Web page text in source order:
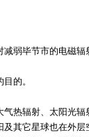
弱毕节市的电磁
的。
热辐射、太阳光
其它星球也在外